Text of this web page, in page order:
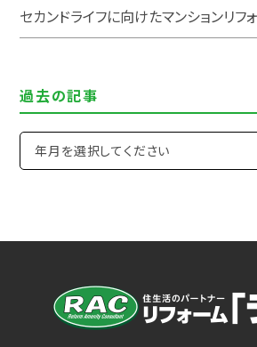
セカンドライフに向けたマンションリフ
過去の記事